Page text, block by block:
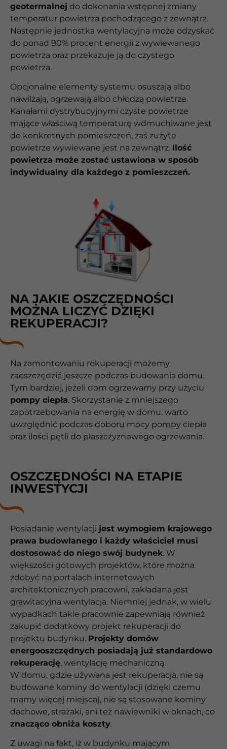
geotermalnej do dokonania wstępnej zmiany
temperatur powietrza pochodzącego z zewnątrz.
Następnie jednostka wentylacyjna może odzyskać
do ponad 90% procent energii z wywiewanego
powietrza oraz przekazuje ją do czystego
powietrza.
Opcjonalne elementy systemu osuszają albo
nawilżają, ogrzewają albo chłodzą powietrze.
Kanałami dystrybucyjnymi czyste powietrze
mające właściwą temperaturę wdmuchiwane jest
do konkretnych pomieszczeń, zaś zużyte
powietrze wywiewane jest na zewnątrz. Ilość
powietrza może zostać ustawiona w sposób
indywidualny dla każdego z pomieszczeń.
NA JAKIE OSZCZĘDNOŚCI
MOŻNA LICZYĆ DZIĘKI
REKUPERACJI?
Na zamontowaniu rekuperacji możemy
zaoszczędzić jeszcze podczas budowania domu.
Tym bardziej, jeżeli dom ogrzewamy przy użyciu
pompy ciepła. Skorzystanie z mniejszego
zapotrzebowania na energię w domu, warto
uwzględnić podczas doboru mocy pompy ciepła
oraz ilości pętli do płaszczyznowego ogrzewania.
OSZCZĘDNOŚCI NA ETAPIE
INWESTYCJI
Posiadanie wentylacji jest wymogiem krajowego
prawa budowlanego i każdy właściciel musi
dostosować do niego swój budynek. W
większości gotowych projektów, które można
zdobyć na portalach internetowych
architektonicznych pracowni, zakładana jest
grawitacyjna wentylacja. Niemniej jednak, w wielu
wypadkach takie pracownie zapewniają również
zakupić dodatkowy projekt rekuperacji do
projektu budynku. Projekty domów
energooszczędnych posiadają już standardowo
rekuperację, wentylację mechaniczną.
W domu, gdzie używana jest rekuperacja, nie są
budowane kominy do wentylacji (dzięki czemu
mamy więcej miejsca), nie są stosowane kominy
dachowe, strażaki, ani też nawiewniki w oknach, co
znacząco obniża koszty.
Z uwagi na fakt, iż w budynku mającym